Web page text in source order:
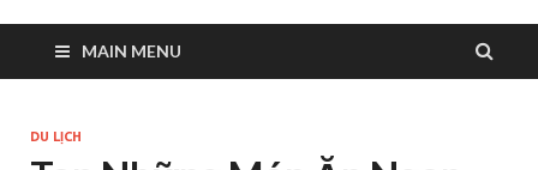
MAIN MENU
DU LỊCH